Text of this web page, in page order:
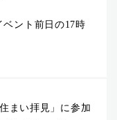
ント前日の17時
まい拝見」に参加